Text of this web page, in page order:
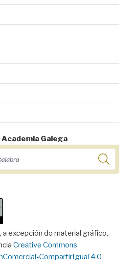
Academia Galega
excepción do material gráfico,
Creative Commons
CompartirIgual 4.0